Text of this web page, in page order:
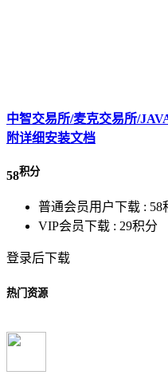
中智交易所/麦克交易所/
附详细安装文档
58积分
普通会员用户下载 : 58
VIP会员下载 : 29积分
登录后下载
热门资源